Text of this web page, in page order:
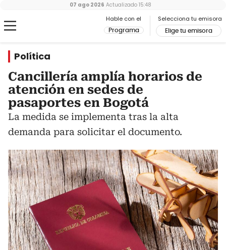
Hable con el
Programa
Selecciona tu emisora
Elige tu emisora
07 ago 2026 Actualizado 15:48
Política
Cancillería amplía horarios de
atención en sedes de
pasaportes en Bogotá
La medida se implementa tras la alta
demanda para solicitar el documento.